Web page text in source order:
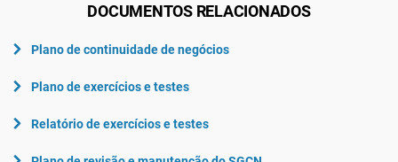
DOCUMENTOS RELACIONADOS
Plano de continuidade de negócios
Plano de exercícios e testes
Relatório de exercícios e testes